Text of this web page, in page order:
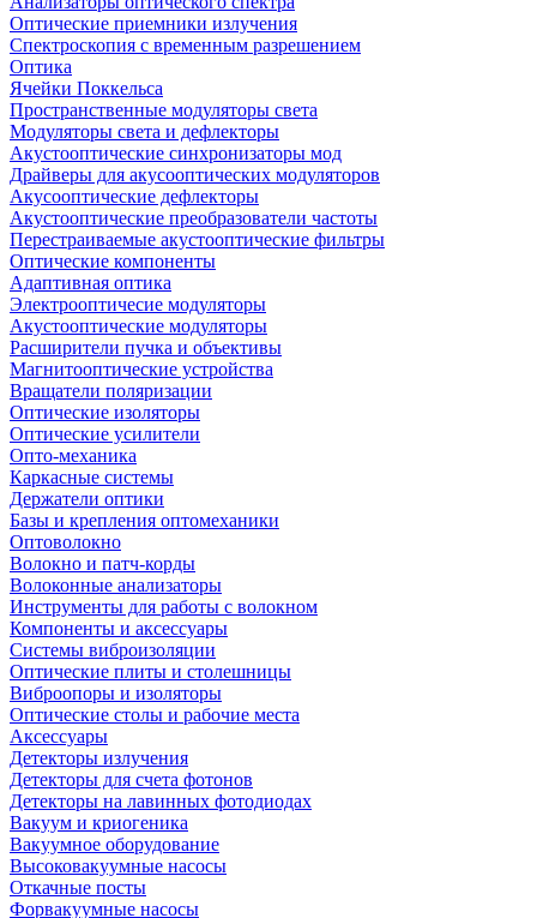
Оптические приемники излучения
Спектроскопия с временным разрешением
Оптика
Ячейки Поккельса
Пространственные модуляторы света
Модуляторы света и дефлекторы
Акустооптические синхронизаторы мод
Драйверы для акусооптических модуляторов
Акусооптические дефлекторы
Акустооптические преобразователи частоты
Перестраиваемые акустооптические фильтры
Оптические компоненты
Адаптивная оптика
Электрооптичесие модуляторы
Акустооптические модуляторы
Расширители пучка и объективы
Магнитооптические устройства
Вращатели поляризации
Оптические изоляторы
Оптические усилители
Опто-механика
Каркасные системы
Держатели оптики
Базы и крепления оптомеханики
Оптоволокно
Волокно и патч-корды
Волоконные анализаторы
Инструменты для работы с волокном
Компоненты и аксессуары
Системы виброизоляции
Оптические плиты и столешницы
Виброопоры и изоляторы
Оптические столы и рабочие места
Аксессуары
Детекторы излучения
Детекторы для счета фотонов
Детекторы на лавинных фотодиодах
Вакуум и криогеника
Вакуумное оборудование
Высоковакуумные насосы
Откачные посты
Форвакуумные насосы